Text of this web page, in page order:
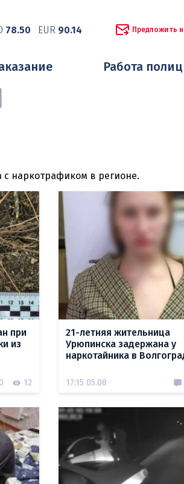
78.50 EUR 90.14 Предложить
Работа
наркотрафиком в регионе.
при
из
0 12
21-летняя жительница
Урюпинска задержана у
наркотайника в
17:15 05.08